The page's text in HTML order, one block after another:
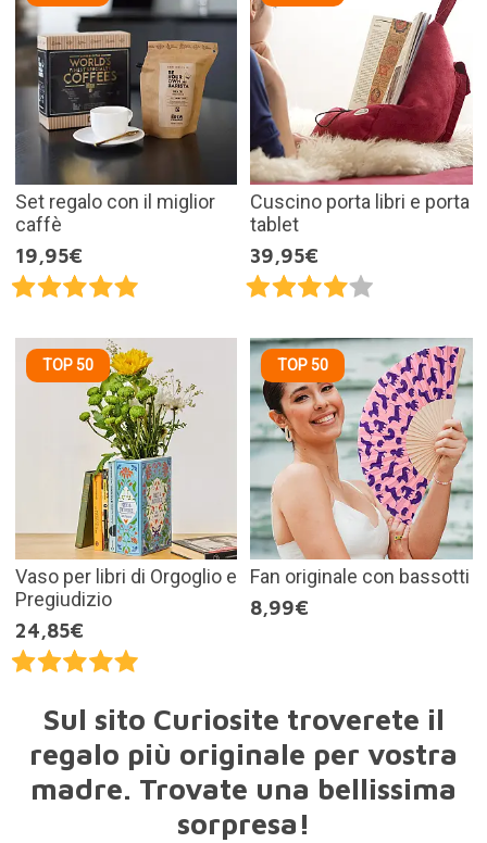
Set regalo con il miglior
caffè
19,95€
Cuscino porta libri e porta
tablet
39,95€
TOP 50
Vaso per libri di Orgoglio e
Pregiudizio
24,85€
TOP 50
Fan originale con bassotti
8,99€
Sul sito Curiosite troverete il
regalo più originale per vostra
madre. Trovate una bellissima
sorpresa!